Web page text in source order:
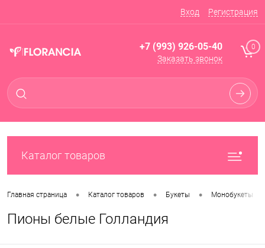
Вход Регистрация
+7 (993) 926-05-40
Заказать звонок
0
Каталог товаров
Главная страница • Каталог товаров • Букеты • Монобукеты
Пионы белые Голландия